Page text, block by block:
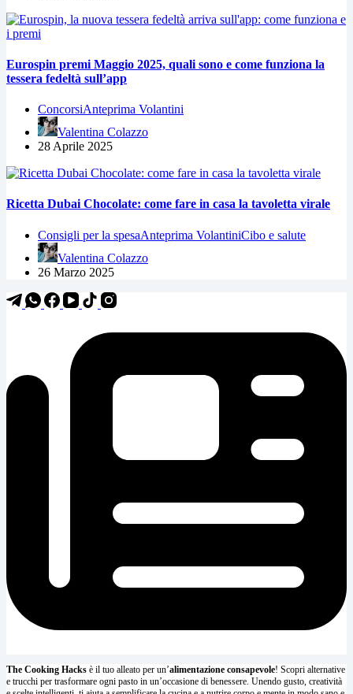
Eurospin premi Maggio 2025, quali sono e come funziona la
tessera fedeltà sull’app
ConcorsiAnteprima Volantini
Valentina Colazzo
28 Aprile 2025
Ricetta Dubai Chocolate: come fare in casa la tavoletta virale
Consigli per la spesaAnteprima VolantiniCibo e salute
Valentina Colazzo
26 Marzo 2025
The Cooking Hacks è il tuo alleato per un’alimentazione consapevole! Scopri alternative
e trucchi per trasformare ogni pasto in un’occasione di benessere. Unendo gusto, creatività